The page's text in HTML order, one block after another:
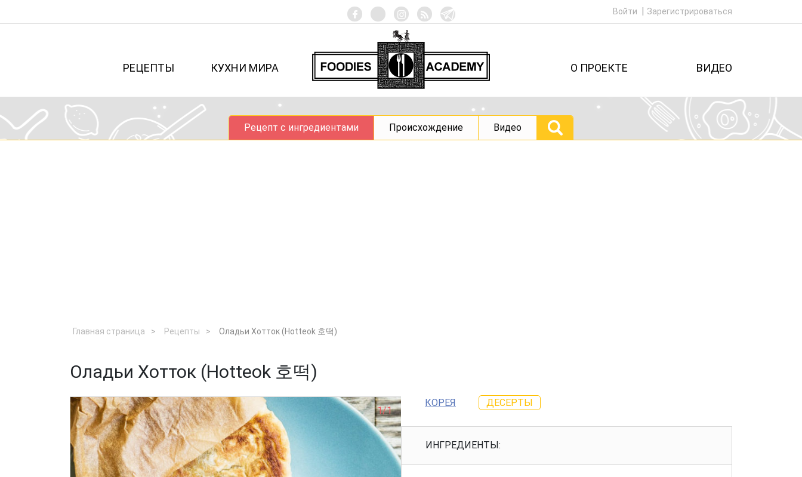
Войти Зарегистрироваться
РЕЦЕПТЫ КУХНИ МИРА О ПРОЕКТЕ ВИДЕО
Рецепт с ингредиентами Происхождение Видео
Главная страница Рецепты Оладьи Хотток (Hotteok 호떡)
Оладьи Хотток (Hotteok 호떡)
1/1
КОРЕЯ ДЕСЕРТЫ
ИНГРЕДИЕНТЫ: